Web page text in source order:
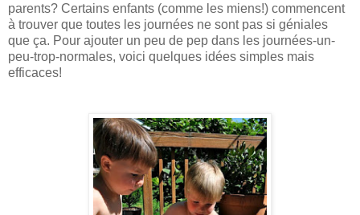
parents? Certains enfants (comme les miens!) commencent
à trouver que toutes les journées ne sont pas si géniales
que ça. Pour ajouter un peu de pep dans les journées-un-
peu-trop-normales, voici quelques idées simples mais
efficaces!